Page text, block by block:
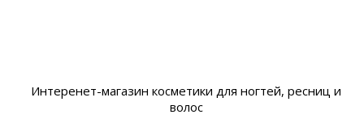
Интеренет-магазин косметики для ногтей, ресниц и
волос